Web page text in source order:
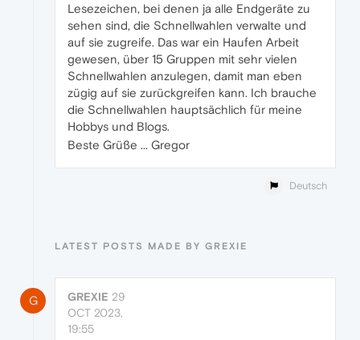
Lesezeichen, bei denen ja alle Endgeräte zu
sehen sind, die Schnellwahlen verwalte und
auf sie zugreife. Das war ein Haufen Arbeit
gewesen, über 15 Gruppen mit sehr vielen
Schnellwahlen anzulegen, damit man eben
zügig auf sie zurückgreifen kann. Ich brauche
die Schnellwahlen hauptsächlich für meine
Hobbys und Blogs.
Beste Grüße ... Gregor
Deutsch
LATEST POSTS MADE BY GREXIE
G GREXIE 29
OCT 2023,
19:55